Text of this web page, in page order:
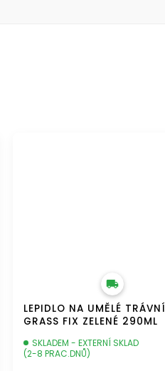
LEPIDLO NA UMĚLÉ
GRASS FIX ZELENÉ 290ML
SKLADEM - EXTERNÍ SKLAD
(2-8 PRAC.DNŮ)